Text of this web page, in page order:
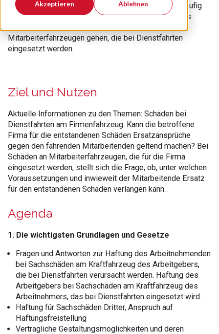
Akzeptieren Ablehnen
Zusammenhang mit erlaubter Privatnutzung treten häufig
Haftungsprobleme, auch für die Arbeitnehmenden als
Mitarbeiterfahrzeugen gehen, die bei Dienstfahrten
eingesetzt werden.
Ziel und Nutzen
Aktuelle Informationen zu den Themen: Schäden bei
Dienstfahrten am Firmenfahrzeug. Kann die betroffene
Firma für die entstandenen Schäden Ersatzansprüche
gegen den fahrenden Mitarbeitenden geltend machen? Bei
Schäden an Mitarbeiterfahrzeugen, die für die Firma
eingesetzt werden, stellt sich die Frage, ob, unter welchen
Voraussetzungen und inwieweit der Mitarbeitende Ersatz
für den entstandenen Schaden verlangen kann.
Agenda
1. Die wichtigsten Grundlagen und Gesetze
Fragen und Antworten zur Haftung des Arbeitnehmenden
bei Sachschäden am Kraftfahrzeug des Arbeitgebers,
die bei Dienstfahrten verursacht werden. Haftung des
Arbeitgebers bei Sachschäden am Kraftfahrzeug des
Arbeitnehmers, das bei Dienstfahrten eingesetzt wird.
Haftung für Sachschäden Dritter, Anspruch auf
Haftungsfreistellung
Vertragliche Gestaltungsmöglichkeiten und deren